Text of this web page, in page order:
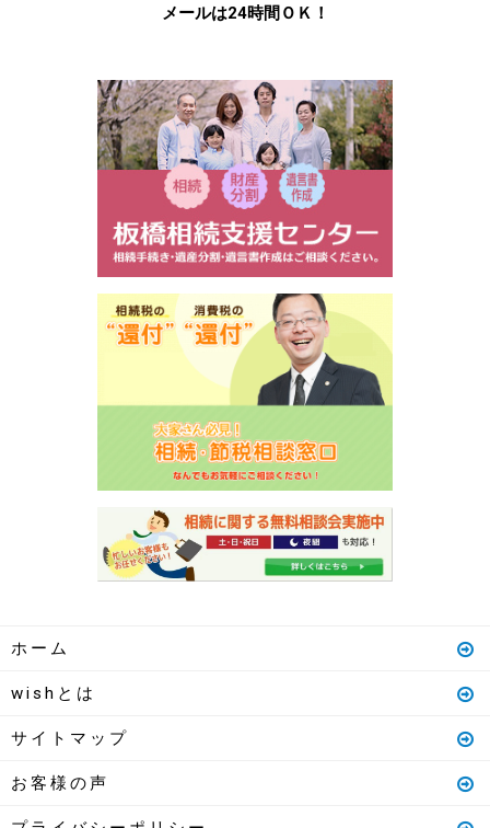
メールは24時間ＯＫ！
ホーム
wishとは
サイトマップ
お客様の声